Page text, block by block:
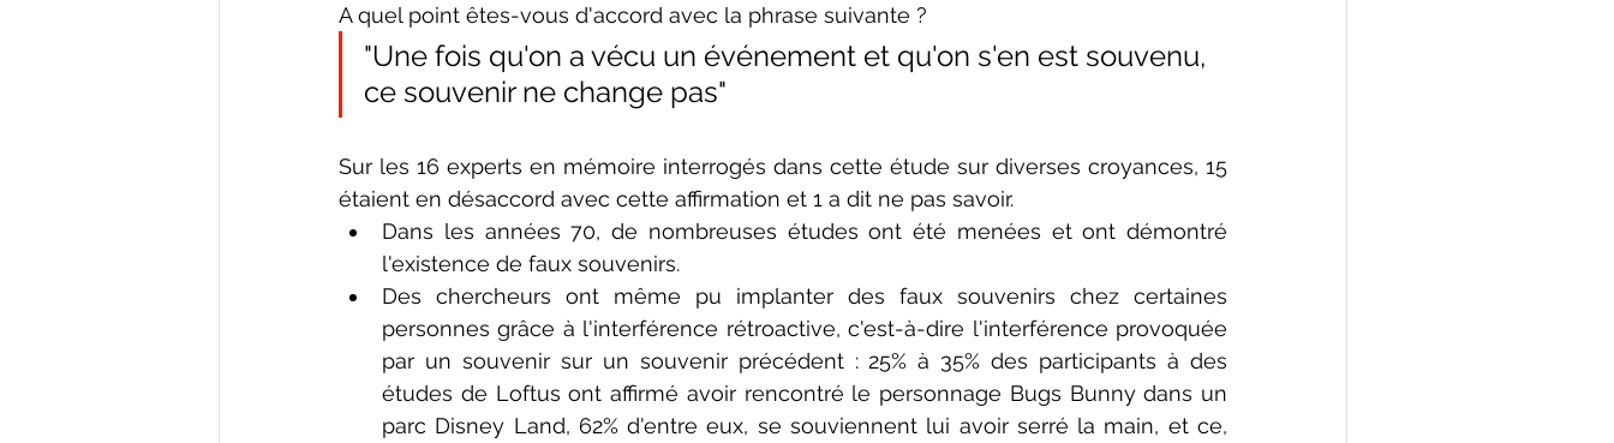
A quel point êtes-vous d'accord avec la phrase suivante ?
"Une fois qu'on a vécu un événement et qu'on s'en est souvenu,
ce souvenir ne change pas"
Sur les 16 experts en mémoire interrogés dans cette étude sur diverses croyances, 15
étaient en désaccord avec cette affirmation et 1 a dit ne pas savoir.
Dans les années 70, de nombreuses études ont été menées et ont démontré
l'existence de faux souvenirs.
Des chercheurs ont même pu implanter des faux souvenirs chez certaines
personnes grâce à l'interférence rétroactive, c'est-à-dire l'interférence provoquée
par un souvenir sur un souvenir précédent : 25% à 35% des participants à des
études de Loftus ont affirmé avoir rencontré le personnage Bugs Bunny dans un
parc Disney Land, 62% d'entre eux, se souviennent lui avoir serré la main, et ce,